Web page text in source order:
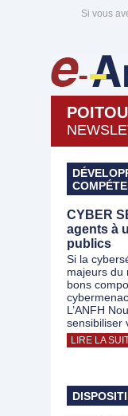
Si vous
CYBER
agents à
publics
Si la
majeurs du
bons
L’ANFH
sensibiliser
LIRE LA